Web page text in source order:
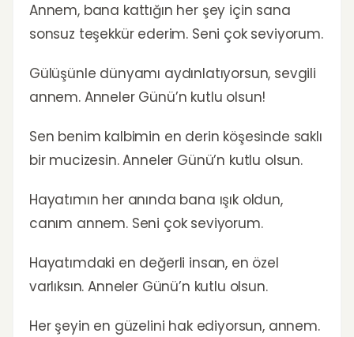
Annem, bana kattığın her şey için sana
sonsuz teşekkür ederim. Seni çok seviyorum.
Gülüşünle dünyamı aydınlatıyorsun, sevgili
annem. Anneler Günü’n kutlu olsun!
Sen benim kalbimin en derin köşesinde saklı
bir mucizesin. Anneler Günü’n kutlu olsun.
Hayatımın her anında bana ışık oldun,
canım annem. Seni çok seviyorum.
Hayatımdaki en değerli insan, en özel
varlıksın. Anneler Günü’n kutlu olsun.
Her şeyin en güzelini hak ediyorsun, annem.